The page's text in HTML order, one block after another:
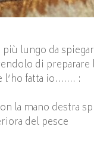
più lungo da
di
l’ho fatta io……. :
la mano destra
del pesce